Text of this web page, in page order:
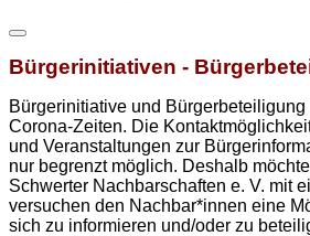
Bürgerinitiativen -
Bürgerinitiative und
Corona-Zeiten. Die
und Veranstaltungen zur
nur begrenzt möglich. Deshalb
Schwerter Nachbarschaften e. V. mit
versuchen den Nachbar*innen eine
sich zu informieren und/oder zu